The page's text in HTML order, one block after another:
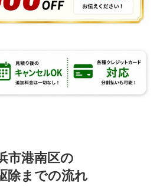
市港南区の
除までの流れ